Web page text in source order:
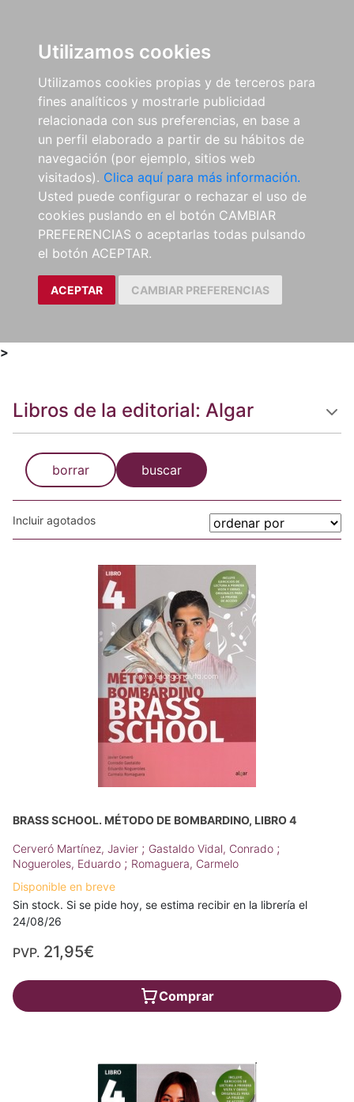
Utilizamos cookies
Utilizamos cookies propias y de terceros para
fines analíticos y mostrarle publicidad
relacionada con sus preferencias, en base a
un perfil elaborado a partir de su hábitos de
navegación (por ejemplo, sitios web
visitados). Clica aquí para más información.
Usted puede configurar o rechazar el uso de
cookies puslando en el botón CAMBIAR
PREFERENCIAS o aceptarlas todas pulsando
el botón ACEPTAR.
ACEPTAR CAMBIAR PREFERENCIAS
>
Libros de la editorial: Algar
borrar buscar
Incluir agotados
BRASS SCHOOL. MÉTODO DE BOMBARDINO, LIBRO 4
Cerveró Martínez, Javier ; Gastaldo Vidal, Conrado ;
Nogueroles, Eduardo ; Romaguera, Carmelo
Disponible en breve
Sin stock. Si se pide hoy, se estima recibir en la librería el
24/08/26
PVP. 21,95€
Comprar